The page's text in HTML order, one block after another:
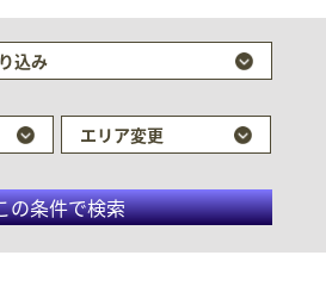
込み
エリア変更
の条件で検索